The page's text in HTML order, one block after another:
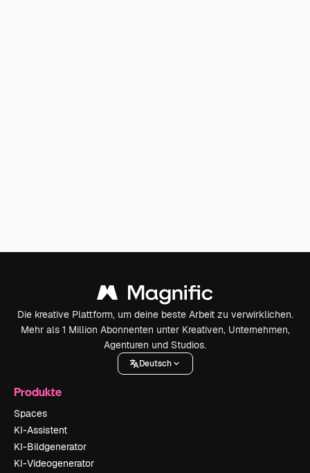
Die kreative Plattform, um deine beste Arbeit zu verwirklichen.
Mehr als 1 Million Abonnenten unter Kreativen, Unternehmen,
Agenturen und Studios.
Deutsch
Produkte
Spaces
KI-Assistent
KI-Bildgenerator
KI-Videogenerator